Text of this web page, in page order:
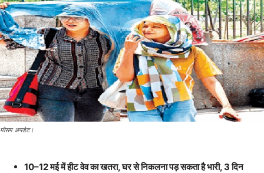
मौसम अपडेट।
10–12 मई में हीट वेव का खतरा, घर से निकलना पड़ सकता है भारी, 3 दिन